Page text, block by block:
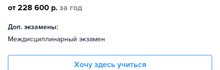
от 228 600 р. за год
Доп. экзамены:
Междисциплинарный экзамен
Хочу здесь учиться